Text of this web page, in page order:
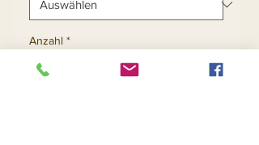
Anzahl *